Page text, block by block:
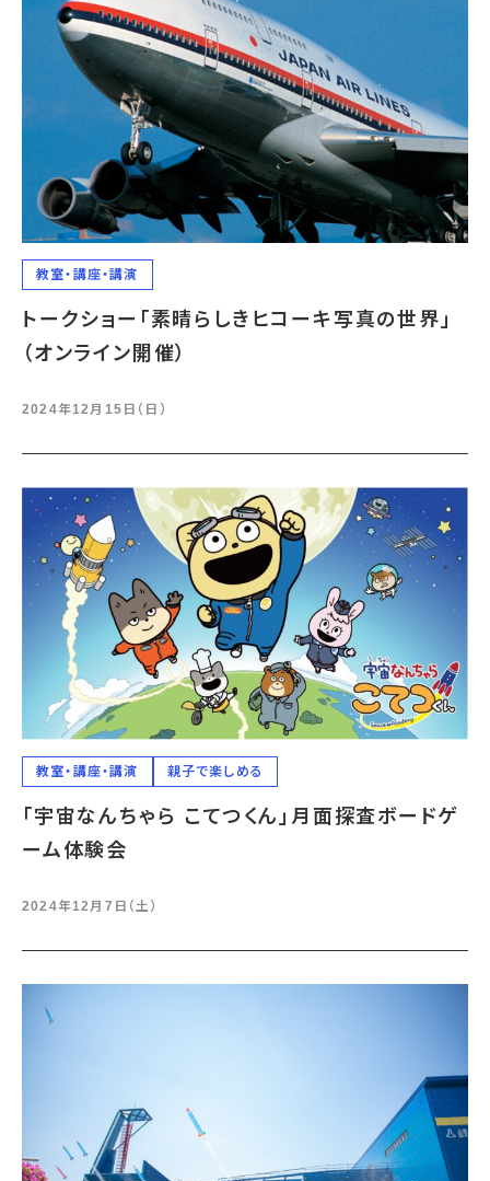
教室・講座・講演
トークショー「素晴らしきヒコーキ写真の世界」
（オンライン開催）
2024年12月15日（日）
教室・講座・講演 親子で楽しめる
「宇宙なんちゃら こてつくん」月面探査ボードゲ
ーム体験会
2024年12月7日（土）